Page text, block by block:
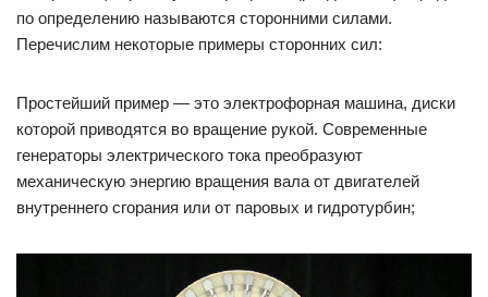
по определению называются сторонними силами.
Перечислим некоторые примеры сторонних сил:
Простейший пример — это электрофорная машина, диски
которой приводятся во вращение рукой. Современные
генераторы электрического тока преобразуют
механическую энергию вращения вала от двигателей
внутреннего сгорания или от паровых и гидротурбин;